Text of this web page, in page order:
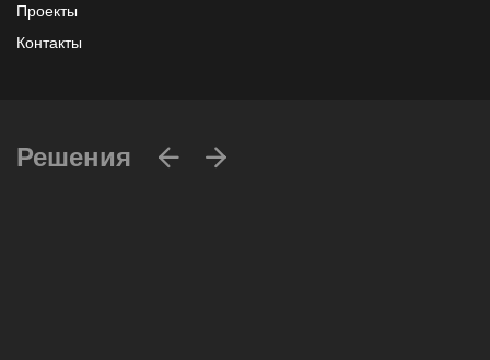
Проекты
Контакты
Решения